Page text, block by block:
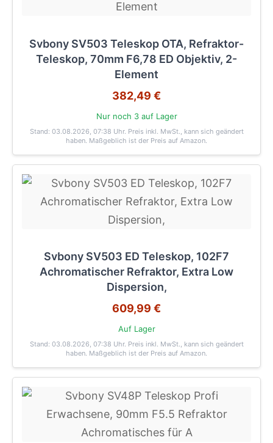
Svbony SV503 Teleskop OTA, Refraktor-
Teleskop, 70mm F6,78 ED Objektiv, 2-
Element
382,49 €
Nur noch 3 auf Lager
Stand: 03.08.2026, 07:38 Uhr. Preis inkl. MwSt., kann sich geändert
haben. Maßgeblich ist der Preis auf Amazon.
Svbony SV503 ED Teleskop, 102F7
Achromatischer Refraktor, Extra Low
Dispersion,
609,99 €
Auf Lager
Stand: 03.08.2026, 07:38 Uhr. Preis inkl. MwSt., kann sich geändert
haben. Maßgeblich ist der Preis auf Amazon.